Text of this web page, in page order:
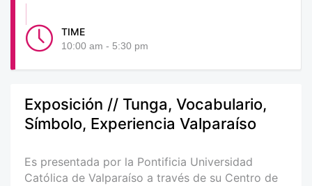
TIME
10:00 am - 5:30 pm
Exposición // Tunga, Vocabulario,
Símbolo, Experiencia Valparaíso
Es presentada por la Pontificia Universidad
Católica de Valparaíso a través de su Centro de